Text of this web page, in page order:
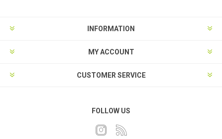
INFORMATION
MY ACCOUNT
CUSTOMER SERVICE
FOLLOW US